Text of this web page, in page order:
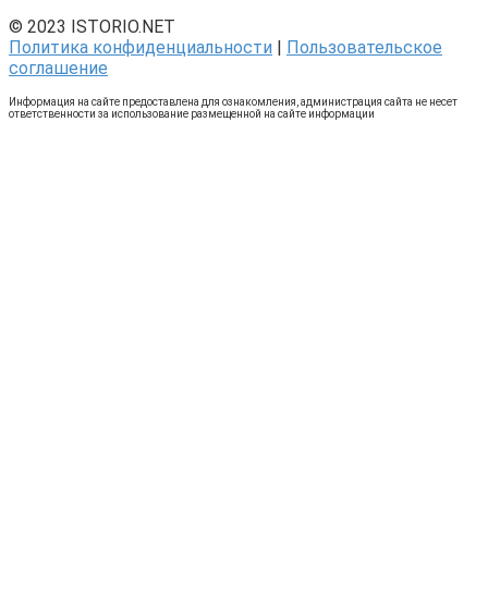
© 2023 ISTORIO.NET
Политика конфиденциальности | Пользовательское
соглашение
Информация на сайте предоставлена для ознакомления, администрация сайта не несет
ответственности за использование размещенной на сайте информации